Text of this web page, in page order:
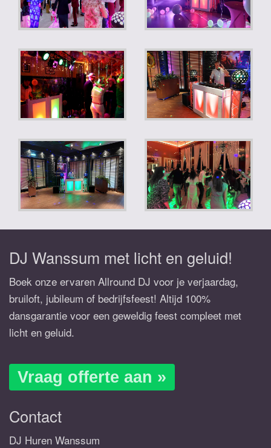
DJ Wanssum met licht en geluid!
Boek onze ervaren Allround DJ voor je verjaardag,
bruiloft, jubileum of bedrijfsfeest! Altijd 100%
dansgarantie voor een geweldig feest compleet met
licht en geluid.
Vraag offerte aan »
Contact
DJ Huren Wanssum